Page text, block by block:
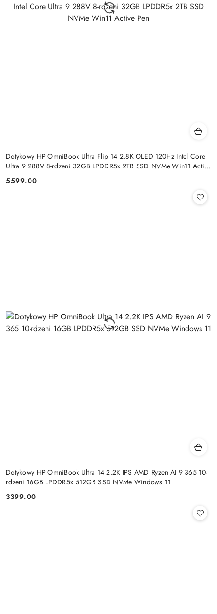
Dotykowy HP OmniBook Ultra Flip 14 2.8K OLED 120Hz Intel Core
Ultra 9 288V 8-rdzeni 32GB LPDDR5x 2TB SSD NVMe Win11 Active
Cena:
5599.00
Dotykowy HP OmniBook Ultra 14 2.2K IPS AMD Ryzen AI 9 365 10-
rdzeni 16GB LPDDR5x 512GB SSD NVMe Windows 11
Cena:
3399.00